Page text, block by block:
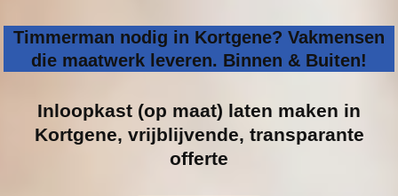
Timmerman nodig in Kortgene? Vakmensen
die maatwerk leveren. Binnen & Buiten!
Inloopkast (op maat) laten maken in
Kortgene, vrijblijvende, transparante
offerte